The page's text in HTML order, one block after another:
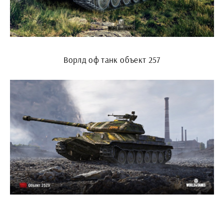
Ворлд оф танк объект 257